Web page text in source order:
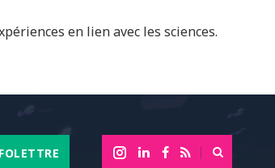
en lien avec les sciences.